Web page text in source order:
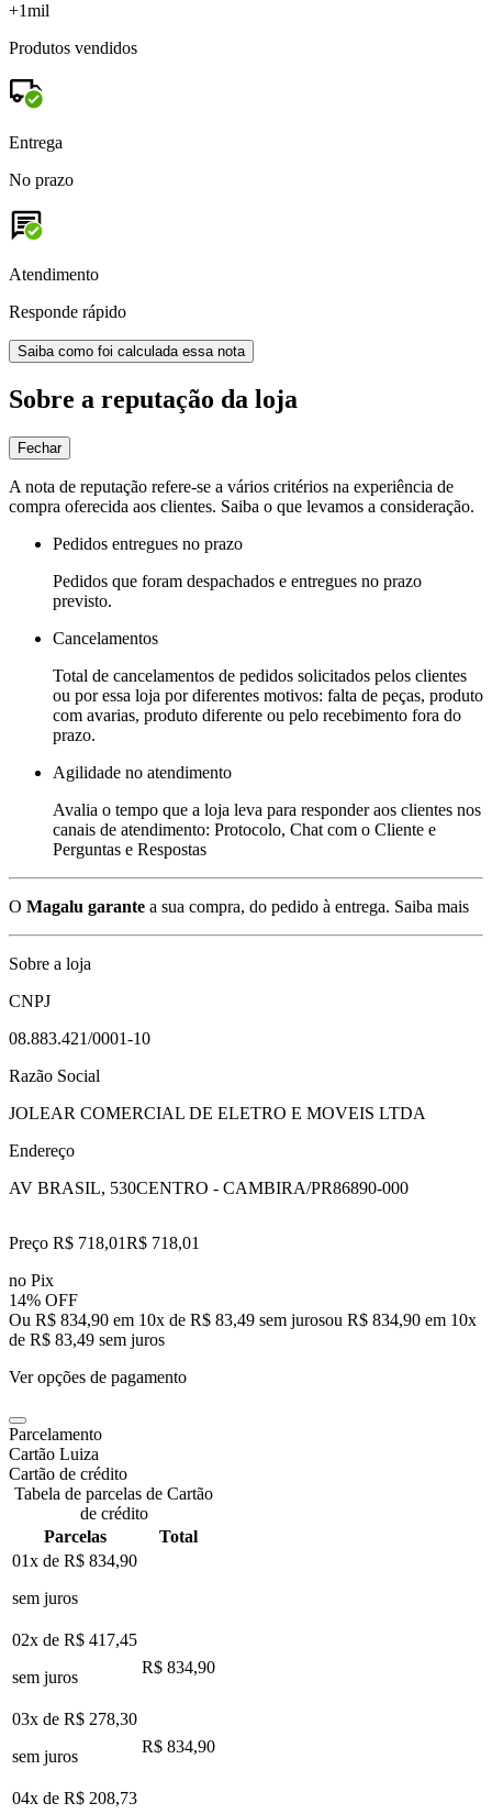
+1mil
Produtos vendidos
Entrega
No prazo
Atendimento
Responde rápido
Saiba como foi calculada essa nota
Sobre a reputação da loja
Fechar
A nota de reputação refere-se a vários critérios na experiência de
compra oferecida aos clientes. Saiba o que levamos a consideração.
Pedidos entregues no prazo
Pedidos que foram despachados e entregues no prazo
previsto.
Cancelamentos
Total de cancelamentos de pedidos solicitados pelos clientes
ou por essa loja por diferentes motivos: falta de peças, produto
com avarias, produto diferente ou pelo recebimento fora do
prazo.
Agilidade no atendimento
Avalia o tempo que a loja leva para responder aos clientes nos
canais de atendimento: Protocolo, Chat com o Cliente e
Perguntas e Respostas
O Magalu garante a sua compra, do pedido à entrega. Saiba mais
Sobre a loja
CNPJ
08.883.421/0001-10
Razão Social
JOLEAR COMERCIAL DE ELETRO E MOVEIS LTDA
Endereço
AV BRASIL, 530CENTRO - CAMBIRA/PR86890-000
Preço R$ 718,01R$ 718,01
no Pix
14% OFF
Ou R$ 834,90 em 10x de R$ 83,49 sem jurosou R$ 834,90 em 10x
de R$ 83,49 sem juros
Ver opções de pagamento
Parcelamento
Cartão Luiza
Cartão de crédito
Tabela de parcelas de Cartão
de crédito
Parcelas
Total
01x de R$ 834,90
sem juros
02x de R$ 417,45
sem juros
R$ 834,90
03x de R$ 278,30
sem juros
R$ 834,90
04x de R$ 208,73